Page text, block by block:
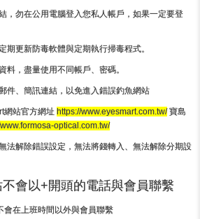
，勿在公用電腦登入您私人帳戶，如果一定要登
期更新防毒軟體與定期執行掃毒程式。
料，盡量使用不同帳戶、密碼。
件、簡訊連結，以免進入錯誤釣魚網站
網站官方網址 https://www.eyesmart.com.tw/寶島
optical.com.tw/
法解除錯誤設定，無法將錢轉入、無法解除分期設
會以+開頭的電話與會員聯繫
會在上班時間以外與會員聯繫